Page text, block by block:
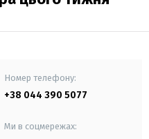
Номер телефону:
+38 044 390 5077
Ми в соцмережах: